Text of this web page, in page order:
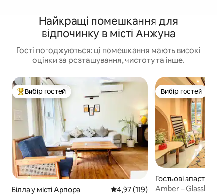
Найкращі помешкання для
відпочинку в місті Анжуна
Гості погоджуються: ці помешкання мають високі
оцінки за розташування, чистоту та інше.
Топ вибір гостей
Вибір гостей
Вілла у місті Арпора Середня оцінка: 4,97 з 5,
4,97 (119)
Вибір гостей
Вибір гостей
Гостьові
ті Арпора
Amber –